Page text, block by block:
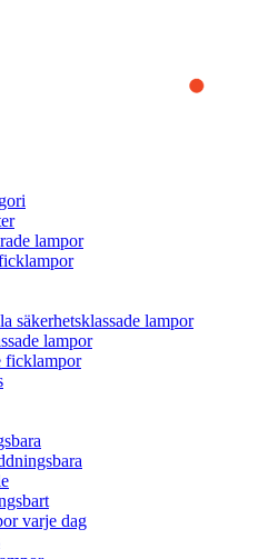
provide you the best experience
this website, you accept
how the website is used and
To learn more or to find out how
access our
lampor
säkerhetsklassade lampor
lampor
ficklampor
varje dag